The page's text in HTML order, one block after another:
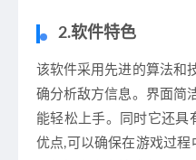
2.软件特色
该软件采用先进的算法和
确分析敌方信息。界面简
能轻松上手。同时它还具
优点,可以确保在游戏过程